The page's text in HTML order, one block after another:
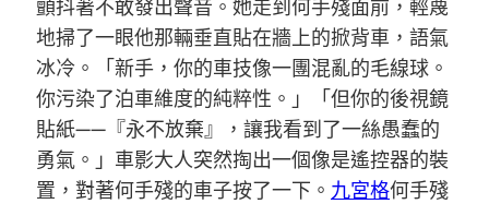
顫抖著不敢發出聲音。她走到何手殘面前，輕蔑
地掃了一眼他那輛垂直貼在牆上的掀背車，語氣
冰冷。「新手，你的車技像一團混亂的毛線球。
你污染了泊車維度的純粹性。」「但你的後視鏡
貼紙——『永不放棄』，讓我看到了一絲愚蠢的
勇氣。」車影大人突然掏出一個像是遙控器的裝
置，對著何手殘的車子按了一下。 九宮格何手殘